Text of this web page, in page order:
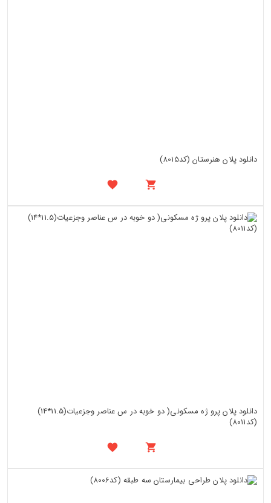
دانلود پلان هنرستان (کد8015)
دانلود پلان پرو ژه مسکونی( دو خوبه در س عناصر وجزعیات(11.5*14)
(کد8011)